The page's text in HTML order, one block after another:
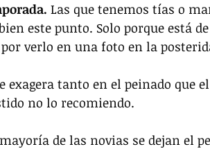
Las que tenemos tías o
este punto. Solo porque está
verlo en una foto en la
exagera tanto en el peinado que
no lo recomiendo.
de las novias se dejan el